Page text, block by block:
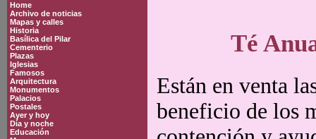
Home
Archivo de noticias
Mapas y calles
Historia
Basílica del Pilar
Cementerio
Plazas
Iglesias
Famosos
Arquitectura
Monumentos
Palacios
Postales
Ayer y hoy
Día y noche
Educación
Té
Están en venta
beneficio de los